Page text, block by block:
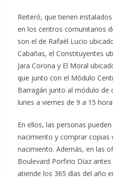
Reiteró, que tienen
en los centros comunitarios
son el de Rafaél Lucio
Cabañas, el Constituyentes
Jara Corona y El Moral
que junto con el Módulo
Barragán junto al módulo de
lunes a viernes de 9 a 15
En ellos, las personas
nacimiento y comprar copias
nacimiento. Además, en las
Boulevard Porfirio Díaz
atiende los 365 días del año